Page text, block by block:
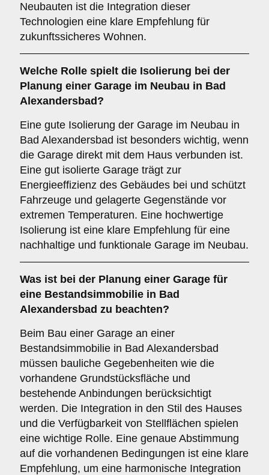
Neubauten ist die Integration dieser
Technologien eine klare Empfehlung für
zukunftssicheres Wohnen.
Welche Rolle spielt die Isolierung bei der
Planung einer Garage im Neubau in Bad
Alexandersbad?
Eine gute Isolierung der Garage im Neubau in
Bad Alexandersbad ist besonders wichtig, wenn
die Garage direkt mit dem Haus verbunden ist.
Eine gut isolierte Garage trägt zur
Energieeffizienz des Gebäudes bei und schützt
Fahrzeuge und gelagerte Gegenstände vor
extremen Temperaturen. Eine hochwertige
Isolierung ist eine klare Empfehlung für eine
nachhaltige und funktionale Garage im Neubau.
Was ist bei der Planung einer Garage für
eine Bestandsimmobilie in Bad
Alexandersbad zu beachten?
Beim Bau einer Garage an einer
Bestandsimmobilie in Bad Alexandersbad
müssen bauliche Gegebenheiten wie die
vorhandene Grundstücksfläche und
bestehende Anbindungen berücksichtigt
werden. Die Integration in den Stil des Hauses
und die Verfügbarkeit von Stellflächen spielen
eine wichtige Rolle. Eine genaue Abstimmung
auf die vorhandenen Bedingungen ist eine klare
Empfehlung, um eine harmonische Integration